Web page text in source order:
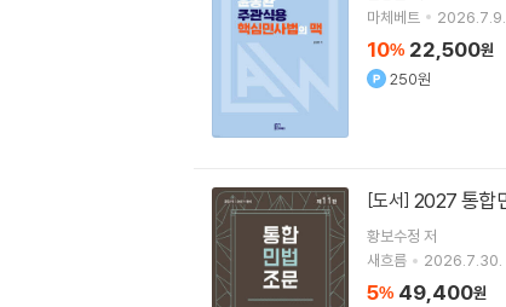
마체베트
2026.7.9.
10% 22,500원
250원
[도서] 2027 통합
황보수정 저
새흐름
2026.7.30.
5% 49,400원